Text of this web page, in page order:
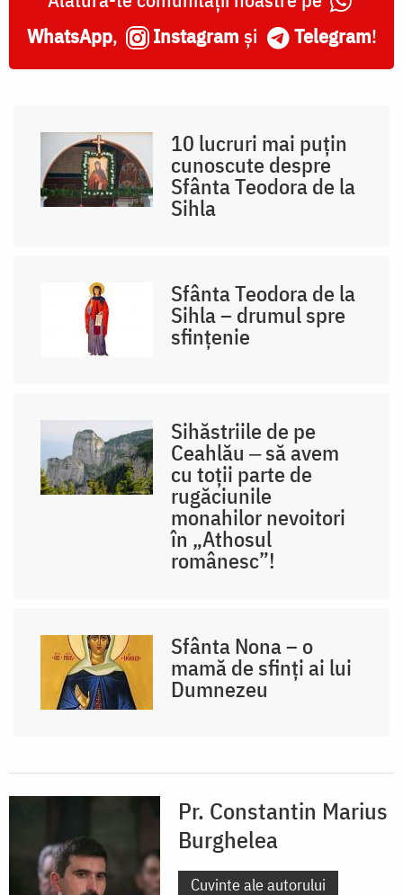
WhatsApp, Instagram și Telegram!
10 lucruri mai puțin
cunoscute despre
Sfânta Teodora de la
Sihla
Sfânta Teodora de la
Sihla – drumul spre
sfințenie
Sihăstriile de pe
Ceahlău ‒ să avem
cu toții parte de
rugăciunile
monahilor nevoitori
în „Athosul
românesc”!
Sfânta Nona – o
mamă de sfinți ai lui
Dumnezeu
Pr. Constantin Marius
Burghelea
Cuvinte ale autorului